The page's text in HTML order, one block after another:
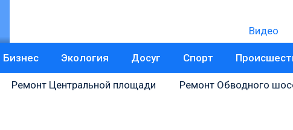
Видео
Бизнес Экология Досуг Спорт
Ремонт Центральной площади Ремонт Обводного